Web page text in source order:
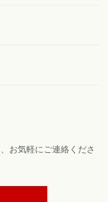
お気軽にご連絡くださ